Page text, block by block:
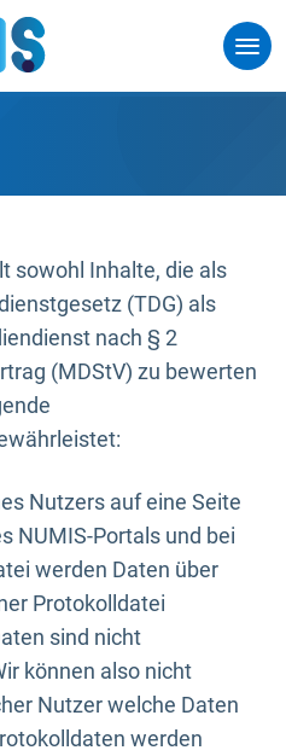
sowohl Inhalte, die als
(TDG) als
nach § 2
(MDStV) zu bewerten
Nutzers auf eine Seite
NUMIS-Portals und bei
werden Daten über
Protokolldatei
sind nicht
können also nicht
Nutzer welche Daten
werden